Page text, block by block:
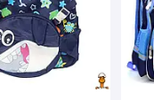
рюкзака і